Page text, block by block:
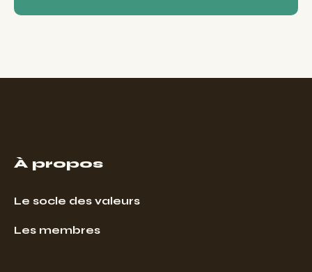
À propos
Le socle des valeurs
Les membres